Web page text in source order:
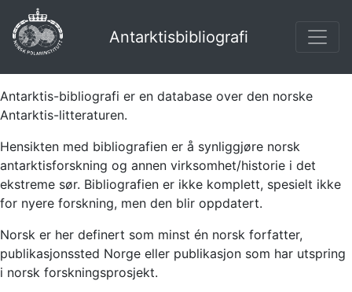
Antarktisbibliografi
Antarktis-bibliografi er en database over den norske
Antarktis-litteraturen.
Hensikten med bibliografien er å synliggjøre norsk
antarktisforskning og annen virksomhet/historie i det
ekstreme sør. Bibliografien er ikke komplett, spesielt ikke
for nyere forskning, men den blir oppdatert.
Norsk er her definert som minst én norsk forfatter,
publikasjonssted Norge eller publikasjon som har utspring
i norsk forskningsprosjekt.